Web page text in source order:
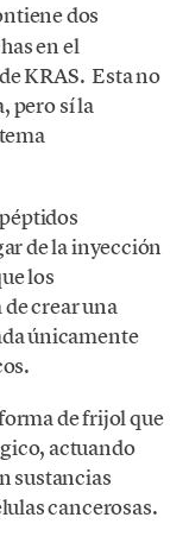
dos
en el
KRAS. Esta no
pero sí la
de la inyección
los
crear una
únicamente
de frijol que
actuando
sustancias
cancerosas.